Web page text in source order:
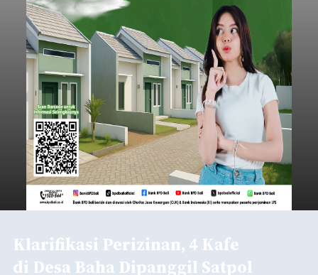
Klarifikasi Perizinan, 4 Kafe
di Desa Baha Dipanggil Satpol